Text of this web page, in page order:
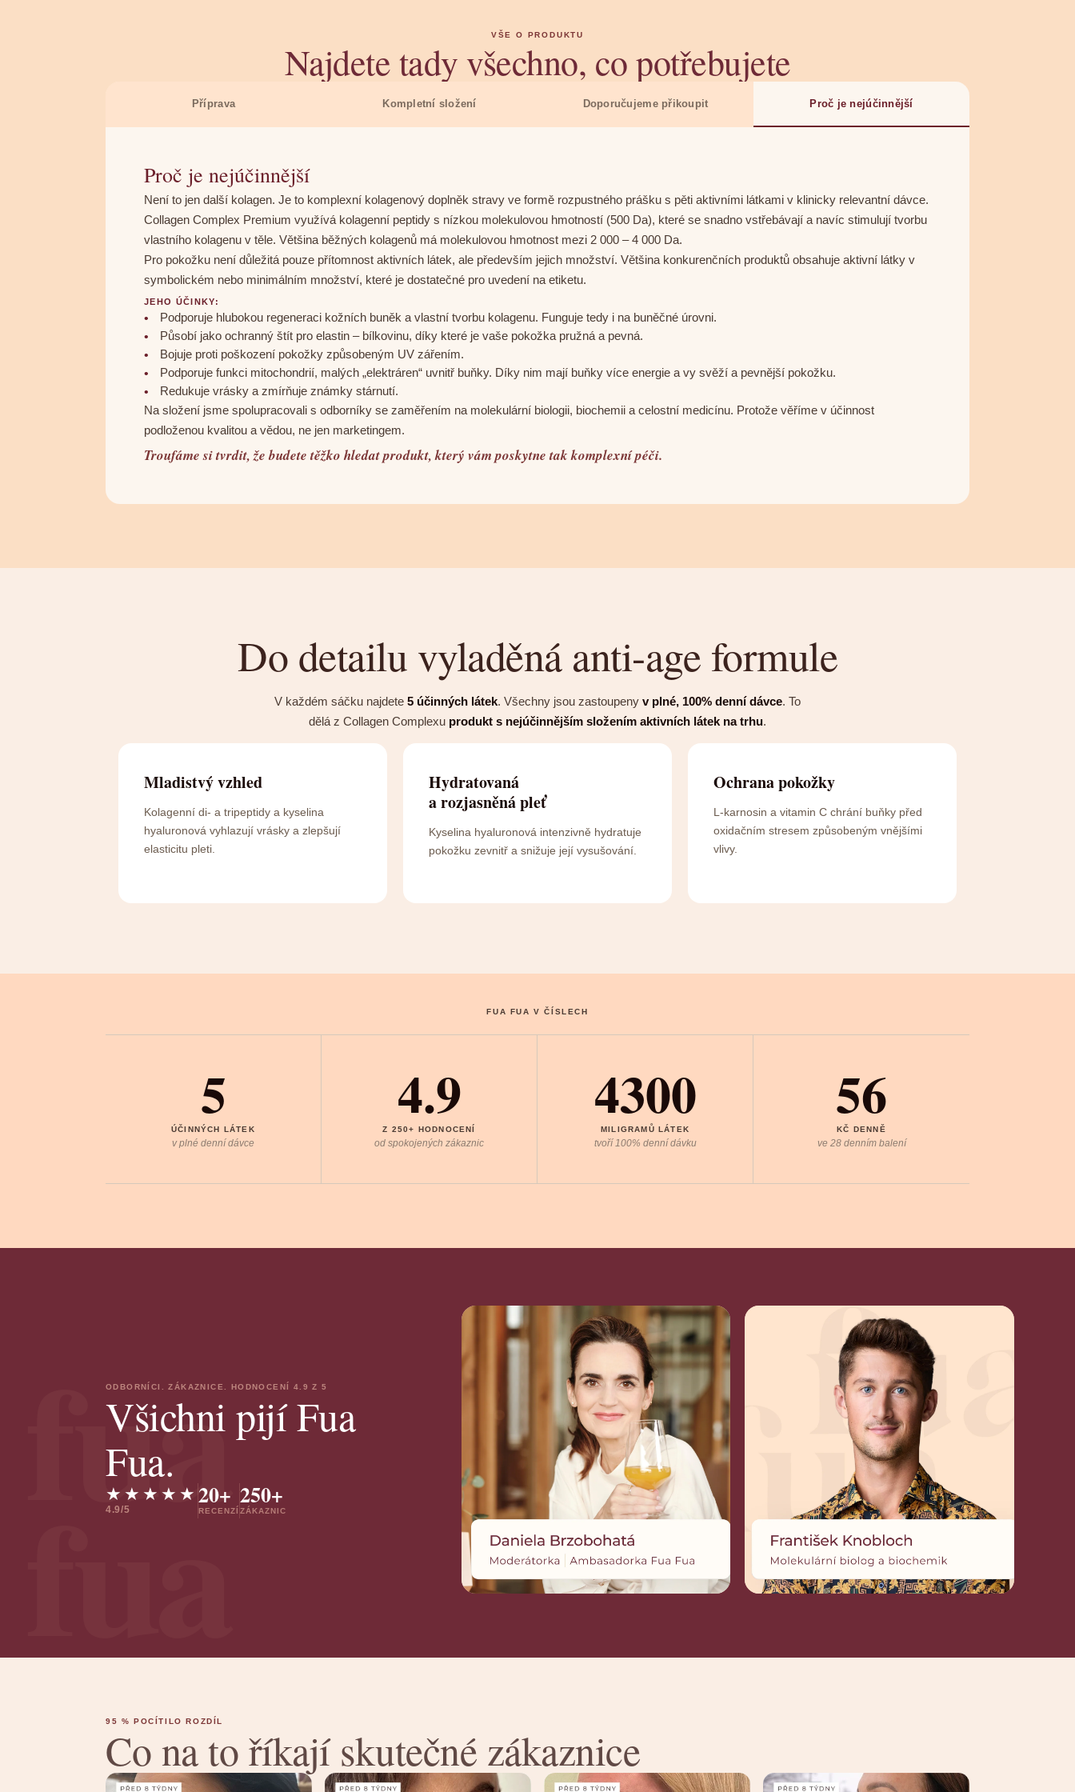
VŠE O PRODUKTU
Najdete tady všechno, co potřebujete
Příprava Kompletní složení Doporučujeme přikoupit Proč je nejúčinnější
Proč je nejúčinnější
Není to jen další kolagen. Je to komplexní kolagenový doplněk stravy ve formě rozpustného prášku s pěti aktivními látkami v klinicky relevantní dávce.
Collagen Complex Premium využívá kolagenní peptidy s nízkou molekulovou hmotností (500 Da), které se snadno vstřebávají a navíc stimulují tvorbu
vlastního kolagenu v těle. Většina běžných kolagenů má molekulovou hmotnost mezi 2 000 – 4 000 Da.
Pro pokožku není důležitá pouze přítomnost aktivních látek, ale především jejich množství. Většina konkurenčních produktů obsahuje aktivní látky v
symbolickém nebo minimálním množství, které je dostatečné pro uvedení na etiketu.
JEHO ÚČINKY:
Podporuje hlubokou regeneraci kožních buněk a vlastní tvorbu kolagenu. Funguje tedy i na buněčné úrovni.
Působí jako ochranný štít pro elastin – bílkovinu, díky které je vaše pokožka pružná a pevná.
Bojuje proti poškození pokožky způsobeným UV zářením.
Podporuje funkci mitochondrií, malých „elektráren“ uvnitř buňky. Díky nim mají buňky více energie a vy svěží a pevnější pokožku.
Redukuje vrásky a zmírňuje známky stárnutí.
Na složení jsme spolupracovali s odborníky se zaměřením na molekulární biologii, biochemii a celostní medicínu. Protože věříme v účinnost
podloženou kvalitou a vědou, ne jen marketingem.
Troufáme si tvrdit, že budete těžko hledat produkt, který vám poskytne tak komplexní péči.
Do detailu vyladěná anti-age formule
V každém sáčku najdete 5 účinných látek. Všechny jsou zastoupeny v plné, 100% denní dávce. To
dělá z Collagen Complexu produkt s nejúčinnějším složením aktivních látek na trhu.
Mladistvý vzhled
Kolagenní di- a tripeptidy a kyselina
hyaluronová vyhlazují vrásky a zlepšují
elasticitu pleti.
Hydratovaná
a rozjasněná pleť
Kyselina hyaluronová intenzivně hydratuje
pokožku zevnitř a snižuje její vysušování.
Ochrana pokožky
L-karnosin a vitamin C chrání buňky před
oxidačním stresem způsobeným vnějšími
vlivy.
FUA FUA V ČÍSLECH
5
ÚČINNÝCH LÁTEK
v plné denní dávce
4.9
Z 250+ HODNOCENÍ
od spokojených zákaznic
4300
MILIGRAMŮ LÁTEK
tvoří 100% denní dávku
56
KČ DENNĚ
ve 28 denním balení
fua
fua
ODBORNÍCI. ZÁKAZNICE. HODNOCENÍ 4.9 Z 5
Všichni pijí Fua
Fua.
★★★★★
4.9/5 20+
RECENZÍ
250+
ZÁKAZNIC
95 % POCÍTILO ROZDÍL
Co na to říkají skutečné zákaznice